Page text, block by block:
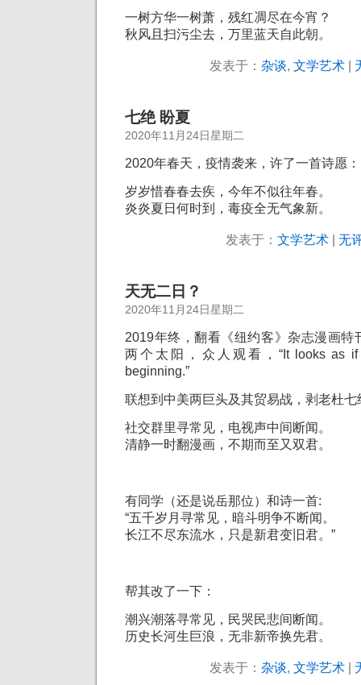
一树方华一树萧，残红凋尽在今宵？
秋风且扫污尘去，万里蓝天自此朝。
发表于： 杂谈, 文学艺术|
七绝 盼夏
2020年11月24日星期二
2020年春天，疫情袭来，许了一首诗愿：
岁岁惜春春去疾，今年不似往年春。
炎炎夏日何时到，毒疫全无气象新。
发表于： 文学艺术| 无
天无二日？
2020年11月24日星期二
2019年终，翻看《纽约客》杂志漫画特
两个太阳，众人观看，“It looks as if
beginning.”
联想到中美两巨头及其贸易战，剥老杜
社交群里寻常见， 电视声中间断闻。
清静一时翻漫画， 不期而至又双君。
有同学（还是说岳那位）和诗一首:
“五千岁月寻常见， 暗斗明争不断闻。
长江不尽东流水， 只是新君变旧君。”
帮其改了一下：
潮兴潮落寻常见， 民哭民悲间断闻。
历史长河生巨浪， 无非新帝换先君。
发表于： 杂谈, 文学艺术|